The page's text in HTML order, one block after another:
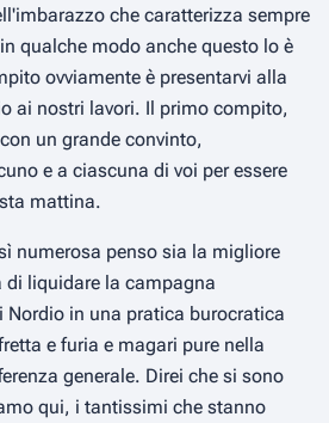
che caratterizza sempre
qualche modo anche questo lo è
ovviamente è presentarvi alla
ai nostri lavori. Il primo compito,
un grande convinto,
e a ciascuna di voi per essere
mattina.
numerosa penso sia la migliore
di liquidare la campagna
Nordio in una pratica burocratica
e furia e magari pure nella
generale. Direi che si sono
qui, i tantissimi che stanno